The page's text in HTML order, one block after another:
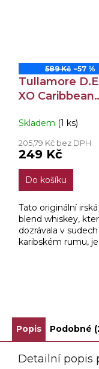
589 Kč –57 %
Tullamore
XO Caribbean
43% 0,7l
Skladem (1 ks)
205,79 Kč bez DPH
249 Kč
Do košíku
Tato originální
blend whiskey,
dozrávala v
karibském rumu, je
Popis Podobné
Detailní popis